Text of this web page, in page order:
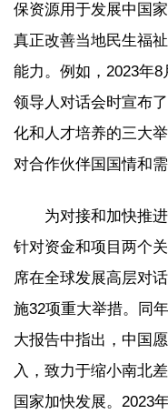
保资源用于发展中国
真正改善当地民生福
能力。例如，2023年
领导人对话会时宣布
化和人才培养的三大
对合作伙伴国国情和
为对接和加快推
针对资金和项目两个
席在全球发展高层对
施32项重大举措。同
大报告中指出，中国
入，致力于缩小南北
国家加快发展。2023